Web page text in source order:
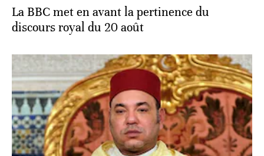
La BBC met en avant la pertinence du
discours royal du 20 août